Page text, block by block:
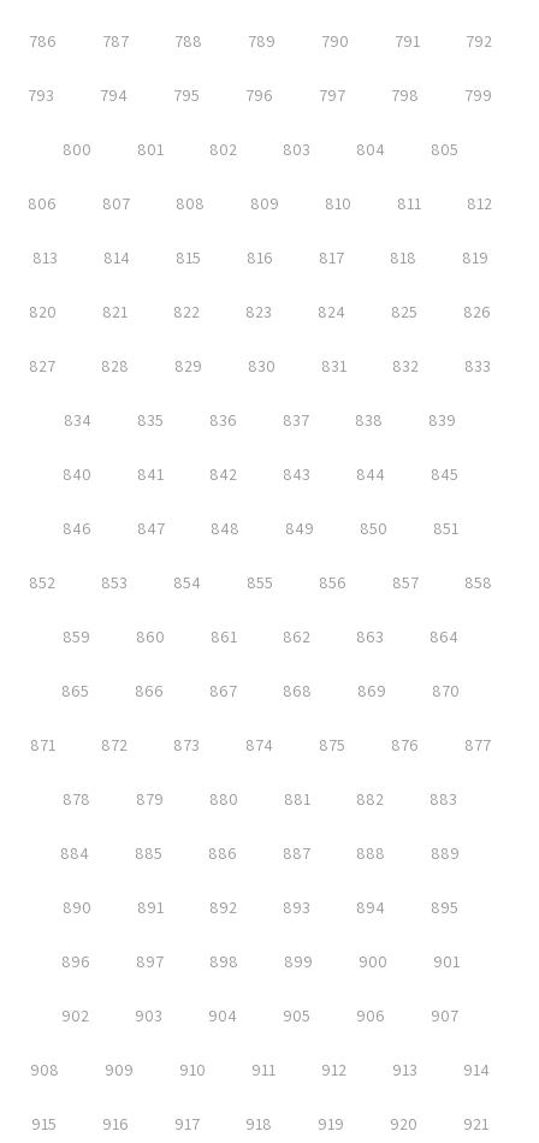
786 787 788 789 790 791 792
793 794 795 796 797 798 799
800 801 802 803 804 805
806 807 808 809 810 811 812
813 814 815 816 817 818 819
820 821 822 823 824 825 826
827 828 829 830 831 832 833
834 835 836 837 838 839
840 841 842 843 844 845
846 847 848 849 850 851
852 853 854 855 856 857 858
859 860 861 862 863 864
865 866 867 868 869 870
871 872 873 874 875 876 877
878 879 880 881 882 883
884 885 886 887 888 889
890 891 892 893 894 895
896 897 898 899 900 901
902 903 904 905 906 907
908 909 910 911 912 913 914
915 916 917 918 919 920 921